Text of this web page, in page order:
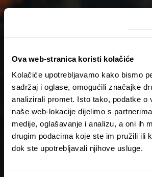
Ova web-stranica koristi kolačiće
Kolačiće upotrebljavamo kako bismo
sadržaj i oglase, omogućili značajke
analizirali promet. Isto tako, podatke o
naše web-lokacije dijelimo s
medije, oglašavanje i analizu, a oni ih
drugim podacima koje ste im pružili ili
dok ste upotrebljavali njihove usluge.